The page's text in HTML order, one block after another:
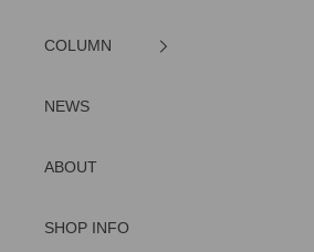
COLUMN
NEWS
ABOUT
SHOP INFO